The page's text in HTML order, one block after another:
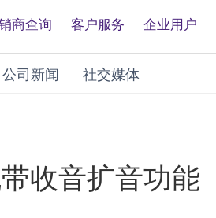
商查询 客户服务 企业用户
公司新闻 社交媒体
收音扩音功能